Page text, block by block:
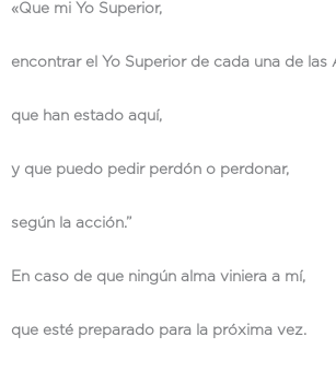
«Que mi Yo Superior,
encontrar el Yo Superior de cada una de las
que han estado aquí,
y que puedo pedir perdón o perdonar,
según la acción.”
En caso de que ningún alma viniera a mí,
que esté preparado para la próxima vez.